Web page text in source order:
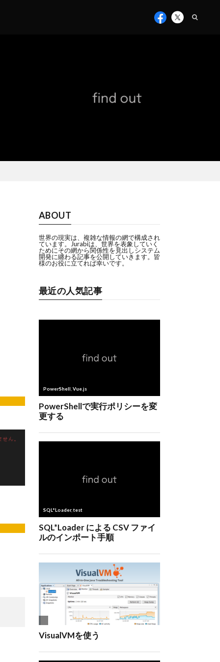
ABOUT
世界の現実は、複雑な情報の網で構成され
ています。Jurabiは、世界を表象していく
ためにその網から関係性を見出しシステム
開発に纏わる記事を公開していきます。皆
様のお役に立てれば幸いです。
最近の人気記事